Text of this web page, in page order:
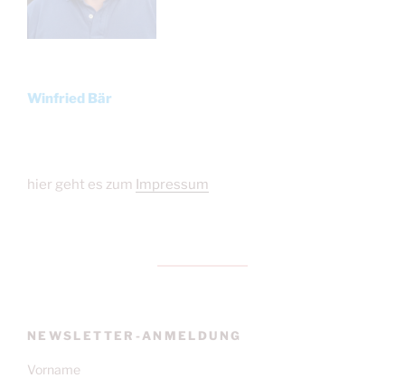
Winfried Bär
hier geht es zum Impressum
NEWSLETTER-ANMELDUNG
Vorname